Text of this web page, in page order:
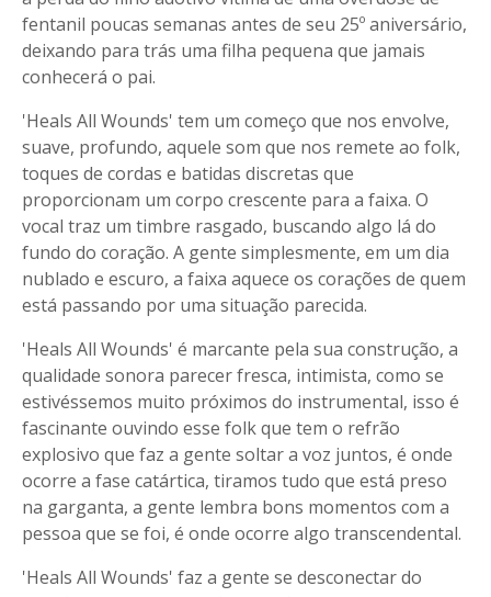
fentanil poucas semanas antes de seu 25º aniversário,
deixando para trás uma filha pequena que jamais
conhecerá o pai.
'Heals All Wounds' tem um começo que nos envolve,
suave, profundo, aquele som que nos remete ao folk,
toques de cordas e batidas discretas que
proporcionam um corpo crescente para a faixa. O
vocal traz um timbre rasgado, buscando algo lá do
fundo do coração. A gente simplesmente, em um dia
nublado e escuro, a faixa aquece os corações de quem
está passando por uma situação parecida.
'Heals All Wounds' é marcante pela sua construção, a
qualidade sonora parecer fresca, intimista, como se
estivéssemos muito próximos do instrumental, isso é
fascinante ouvindo esse folk que tem o refrão
explosivo que faz a gente soltar a voz juntos, é onde
ocorre a fase catártica, tiramos tudo que está preso
na garganta, a gente lembra bons momentos com a
pessoa que se foi, é onde ocorre algo transcendental.
'Heals All Wounds' faz a gente se desconectar do